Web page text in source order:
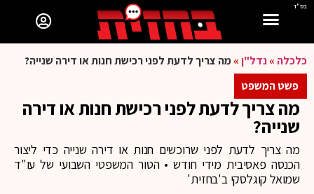
בס"ד
כלכלה »נדל"ן»מה צריך לדעת לפני רכישת חנות או דירה שנייה?
פשט המשפט
מה צריך לדעת לפני רכישת חנות או דירה
שנייה?
מה צריך לדעת לפני שרוכשים חנות או דירה שנייה כדי ליצור
הכנסה פאסיבית מידי חודש • הטור המשפטי השבועי של עו"ד
שמואל קוגלסקי ב'בחזית'